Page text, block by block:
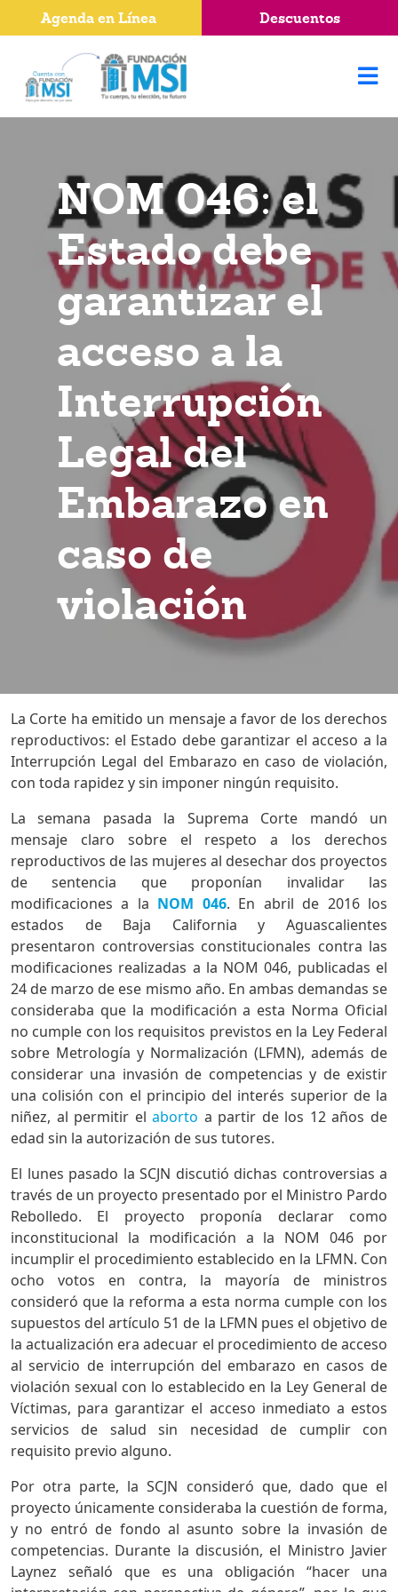
NOM 046: el
Estado debe
garantizar el
acceso a la
Interrupción
Legal del
Embarazo en
caso de
violación
La Corte ha emitido un mensaje a favor de los derechos
reproductivos: el Estado debe garantizar el acceso a la
Interrupción Legal del Embarazo en caso de violación,
con toda rapidez y sin imponer ningún requisito.
La semana pasada la Suprema Corte mandó un
mensaje claro sobre el respeto a los derechos
reproductivos de las mujeres al desechar dos proyectos
de sentencia que proponían invalidar las
modificaciones a la NOM 046. En abril de 2016 los
estados de Baja California y Aguascalientes
presentaron controversias constitucionales contra las
modificaciones realizadas a la NOM 046, publicadas el
24 de marzo de ese mismo año. En ambas demandas se
consideraba que la modificación a esta Norma Oficial
no cumple con los requisitos previstos en la Ley Federal
sobre Metrología y Normalización (LFMN), además de
considerar una invasión de competencias y de existir
una colisión con el principio del interés superior de la
niñez, al permitir elaborto a partir de los 12 años de
edad sin la autorización de sus tutores.
El lunes pasado la SCJN discutió dichas controversias a
través de un proyecto presentado por el Ministro Pardo
Rebolledo. El proyecto proponía declarar como
inconstitucional la modificación a la NOM 046 por
incumplir el procedimiento establecido en la LFMN. Con
ocho votos en contra, la mayoría de ministros
consideró que la reforma a esta norma cumple con los
supuestos del artículo 51 de la LFMN pues el objetivo de
la actualización era adecuar el procedimiento de acceso
al servicio de interrupción del embarazo en casos de
violación sexual con lo establecido en la Ley General de
Víctimas, para garantizar el acceso inmediato a estos
servicios de salud sin necesidad de cumplir con
requisito previo alguno.
Por otra parte, la SCJN consideró que, dado que el
proyecto únicamente consideraba la cuestión de forma,
y no entró de fondo al asunto sobre la invasión de
competencias. Durante la discusión, el Ministro Javier
Laynez señaló que es una obligación “hacer una
Agenda en Línea Descuentos